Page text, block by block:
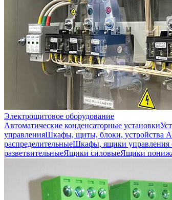
Электрощитовое оборудование
Автоматические конденсаторные установки
управленияШкафы, щиты, блоки, устройства
распределительныеШкафы, ящики управления
разветвительныеЯщики силовыеЯщики